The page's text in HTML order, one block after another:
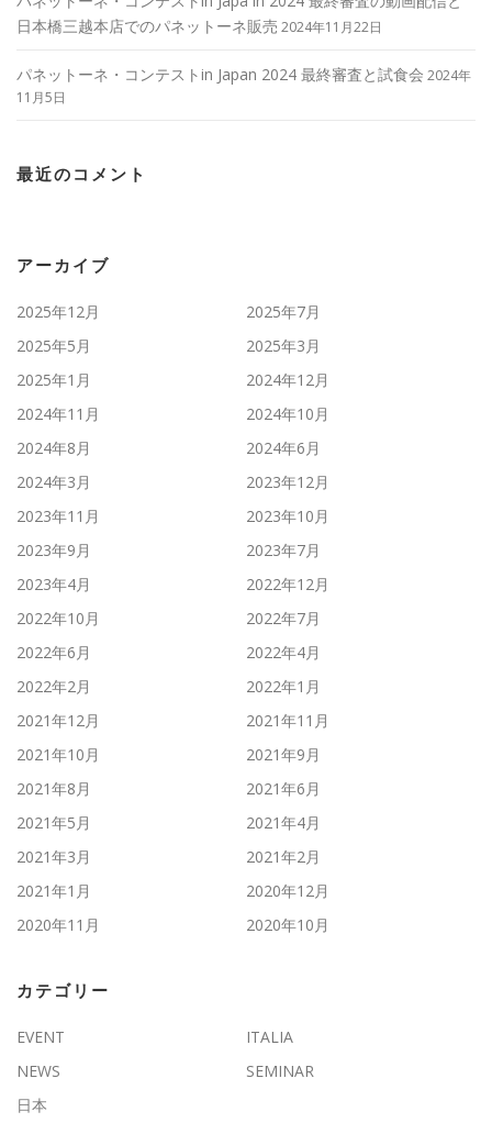
日本橋三越本店でのパネットーネ販売 2024年11月22日
パネットーネ・コンテストin Japan 2024 最終審査と試食会 2024年
11月5日
最近のコメント
アーカイブ
2025年12月
2025年7月
2025年5月
2025年3月
2025年1月
2024年12月
2024年11月
2024年10月
2024年8月
2024年6月
2024年3月
2023年12月
2023年11月
2023年10月
2023年9月
2023年7月
2023年4月
2022年12月
2022年10月
2022年7月
2022年6月
2022年4月
2022年2月
2022年1月
2021年12月
2021年11月
2021年10月
2021年9月
2021年8月
2021年6月
2021年5月
2021年4月
2021年3月
2021年2月
2021年1月
2020年12月
2020年11月
2020年10月
カテゴリー
EVENT
ITALIA
NEWS
SEMINAR
日本